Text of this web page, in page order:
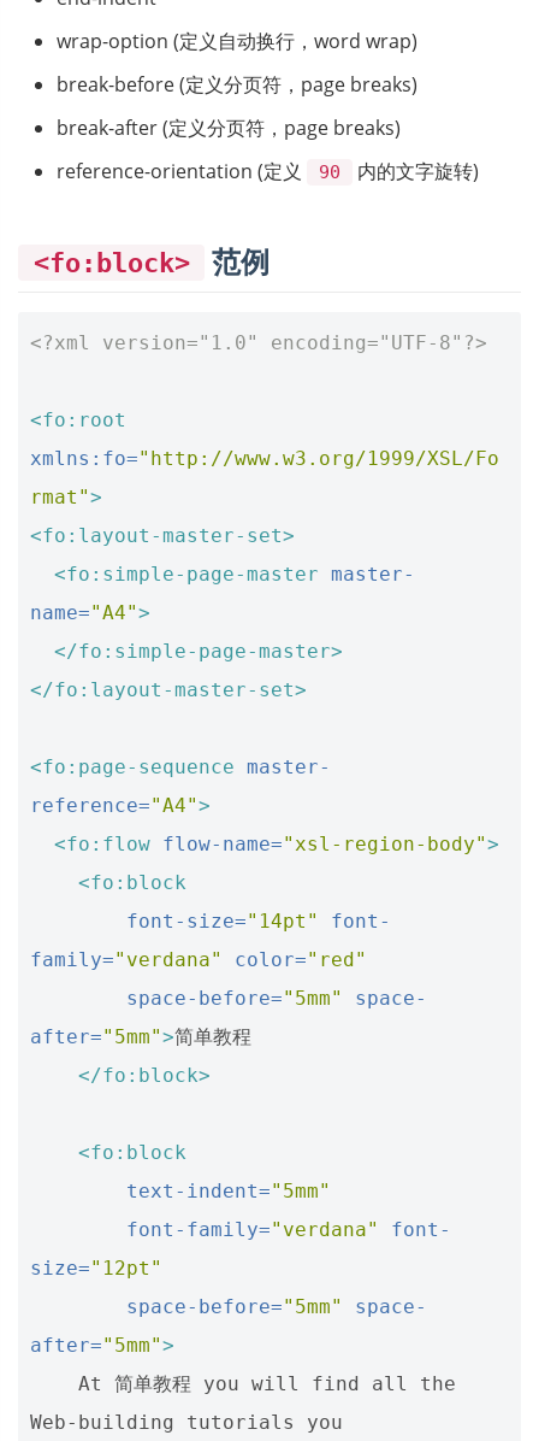
wrap-option (定义自动换行，word wrap)
break-before (定义分页符，page breaks)
break-after (定义分页符，page breaks)
reference-orientation (定义
90 内的文字旋转)
<fo:block> 范例
<?xml version="1.0" encoding="UTF-8"?>
<fo:root
xmlns:fo="http://www.w3.org/1999/XSL/Fo
rmat">
<fo:layout-master-set>
<fo:simple-page-master master-
name="A4">
</fo:simple-page-master>
</fo:layout-master-set>
<fo:page-sequence master-
reference="A4">
<fo:flow flow-name="xsl-region-body">
<fo:block
font-size="14pt"
font-
family="verdana" color="red"
space-before="5mm"
space-
after="5mm">简单教程
</fo:block>
<fo:block
text-indent="5mm"
font-family="verdana"
font-
size="12pt"
space-before="5mm"
space-
after="5mm">
Web-building tutorials you